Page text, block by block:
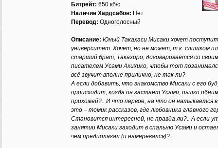
0 -
0 -
0 - -
-
0 - -
-
показаны данныетолько за текущую сессию
Битрейт: 650 кб/с
Наличие Хардсабов: Нет
Перевод: Одноголосный
Описание: Юный Такахаси Мисаки хочет
университет. Хочет, но не может, т.к. слишком
старший брат, Такахиро, договаривается со
писателем Усами Акихико, чтобы тот
всё звучит вполне прилично, не так ли?
А если добавить, что знакомство Мисаки с его
происходит, когда он застает Усами, пылко
прихожей?.. И что первое, на что он натыкается
это – томик рассказов, где любовника главного
Становится интересней, не правда ли?.. А если
занятии Мисаки заходит в спальню Усами и
чем предполагал (и намеревался)?..